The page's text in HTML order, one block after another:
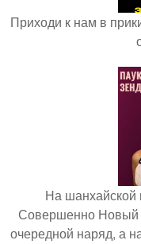
Приходи к нам в
На шанхайской
Совершенно Новый
очередной наряд, а